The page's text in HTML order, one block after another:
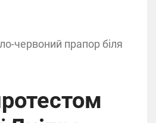
червоний прапор біля